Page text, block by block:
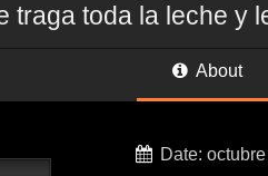
traga toda la leche y
About
Date: